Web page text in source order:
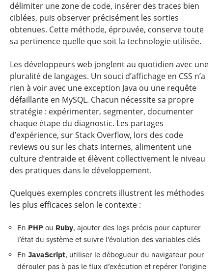
délimiter une zone de code, insérer des traces bien
ciblées, puis observer précisément les sorties
obtenues. Cette méthode, éprouvée, conserve toute
sa pertinence quelle que soit la technologie utilisée.
Les développeurs web jonglent au quotidien avec une
pluralité de langages. Un souci d’affichage en CSS n’a
rien à voir avec une exception Java ou une requête
défaillante en MySQL. Chacun nécessite sa propre
stratégie : expérimenter, segmenter, documenter
chaque étape du diagnostic. Les partages
d’expérience, sur Stack Overflow, lors des code
reviews ou sur les chats internes, alimentent une
culture d’entraide et élèvent collectivement le niveau
des pratiques dans le développement.
Quelques exemples concrets illustrent les méthodes
les plus efficaces selon le contexte :
En PHP ou Ruby, ajouter des logs précis pour capturer
l’état du système et suivre l’évolution des variables clés
En JavaScript, utiliser le débogueur du navigateur pour
dérouler pas à pas le flux d’exécution et repérer l’origine